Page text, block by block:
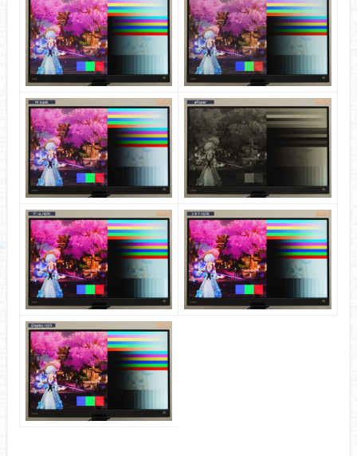
色の正確さ
※クリックすると画像拡大
グレーの正確さ カラーの正確さ
初期設定のまま sRGBモード
明るさ：350.2 cd/m²
グレーの正確さ：ΔE =
2.11
色の正確さ：ΔE = 4.27
ガンマ：2.38